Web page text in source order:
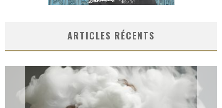
ARTICLES RÉCENTS